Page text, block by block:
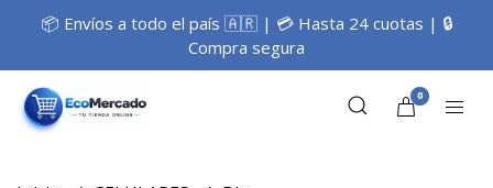
📦 Envíos a todo el país 🇦🇷 | 💳 Hasta 24 cuotas | 🔒
Compra segura
0